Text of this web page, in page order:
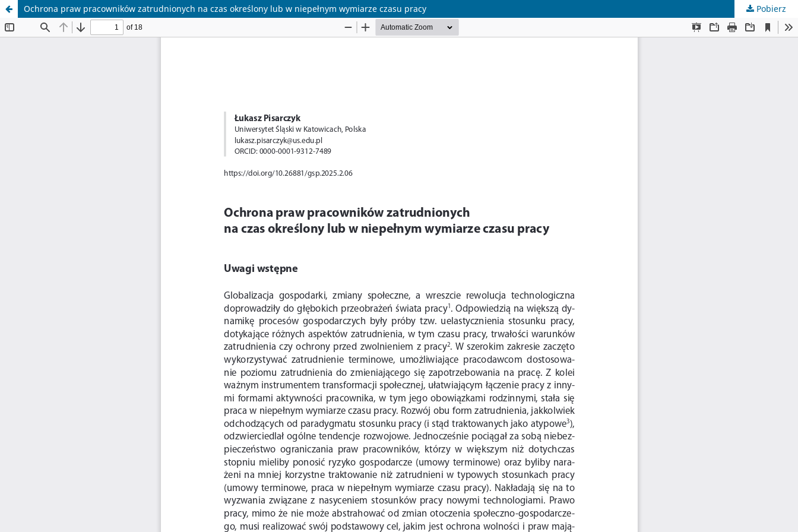
Ochrona praw pracowników zatrudnionych na czas określony lub w niepełnym wymiarze czasu pracy Pobierz